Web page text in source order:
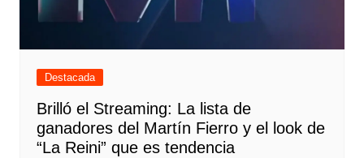
Destacada
Brilló el Streaming: La lista de
ganadores del Martín Fierro y el look de
“La Reini” que es tendencia